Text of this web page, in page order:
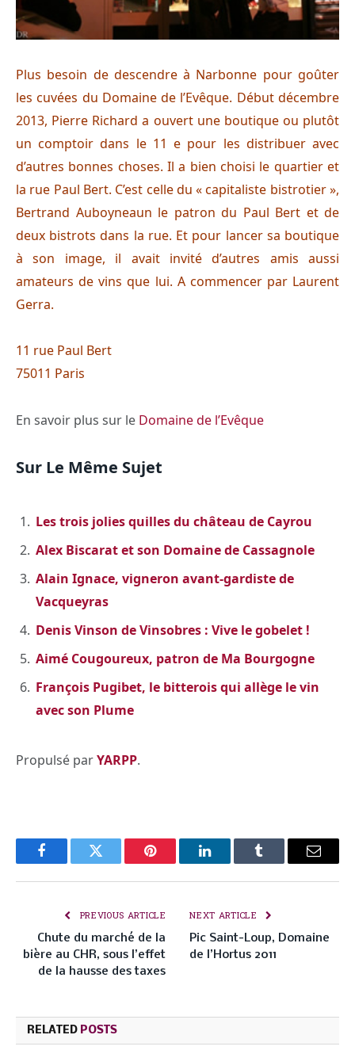
Plus besoin de descendre à Narbonne pour goûter
les cuvées du Domaine de l’Evêque. Début décembre
2013, Pierre Richard a ouvert une boutique ou plutôt
un comptoir dans le 11 e pour les distribuer avec
d’autres bonnes choses. Il a bien choisi le quartier et
la rue Paul Bert. C’est celle du « capitaliste bistrotier »,
Bertrand Auboyneaun le patron du Paul Bert et de
deux bistrots dans la rue. Et pour lancer sa boutique
à son image, il avait invité d’autres amis aussi
amateurs de vins que lui. A commencer par Laurent
Gerra.
11 rue Paul Bert
75011 Paris
En savoir plus sur le Domaine de l’Evêque
Sur Le Même Sujet
Les trois jolies quilles du château de Cayrou
Alex Biscarat et son Domaine de Cassagnole
Alain Ignace, vigneron avant-gardiste de
Vacqueyras
Denis Vinson de Vinsobres : Vive le gobelet !
Aimé Cougoureux, patron de Ma Bourgogne
François Pugibet, le bitterois qui allège le vin
avec son Plume
Propulsé parYARPP.
FacebookTwitter Pinterest LinkedInTumblr Email
PREVIOUS ARTICLE
Chute du marché de la
bière au CHR, sous l’effet
de la hausse des taxes
NEXT ARTICLE
Pic Saint-Loup, Domaine
de l’Hortus 2011
RELATED POSTS